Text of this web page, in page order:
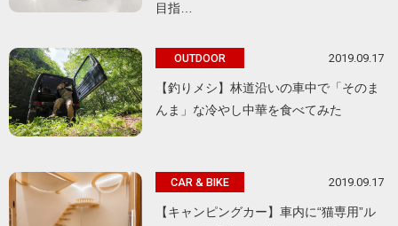
目指…
OUTDOOR 2019.09.17
【釣りメシ】林道沿いの車中で「そのま
んま」な冷やし中華を食べてみた
CAR & BIKE 2019.09.17
【キャンピングカー】車内に“猫専用”ル